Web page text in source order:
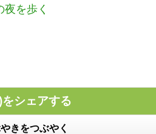
を歩く
シェアする
きをつぶやく